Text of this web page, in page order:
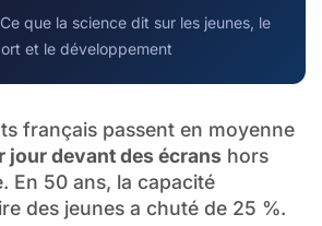
que la science dit sur les jeunes, le
et le développement
français passent en moyenne
jour devant des écrans hors
En 50 ans, la capacité
des jeunes a chuté de 25 %.